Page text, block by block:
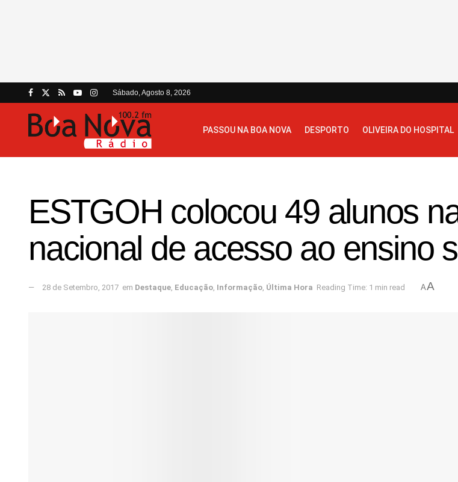
Sábado, Agosto 8, 2026
PASSOU NA BOA NOVA DESPORTO OLIVEIRA DO HOSPITAL
ESTGOH colocou 49 alunos
nacional de acesso ao ensino
28 de Setembro, 2017 em Destaque, Educação, Informação, Última Hora Reading Time: 1 min read AA